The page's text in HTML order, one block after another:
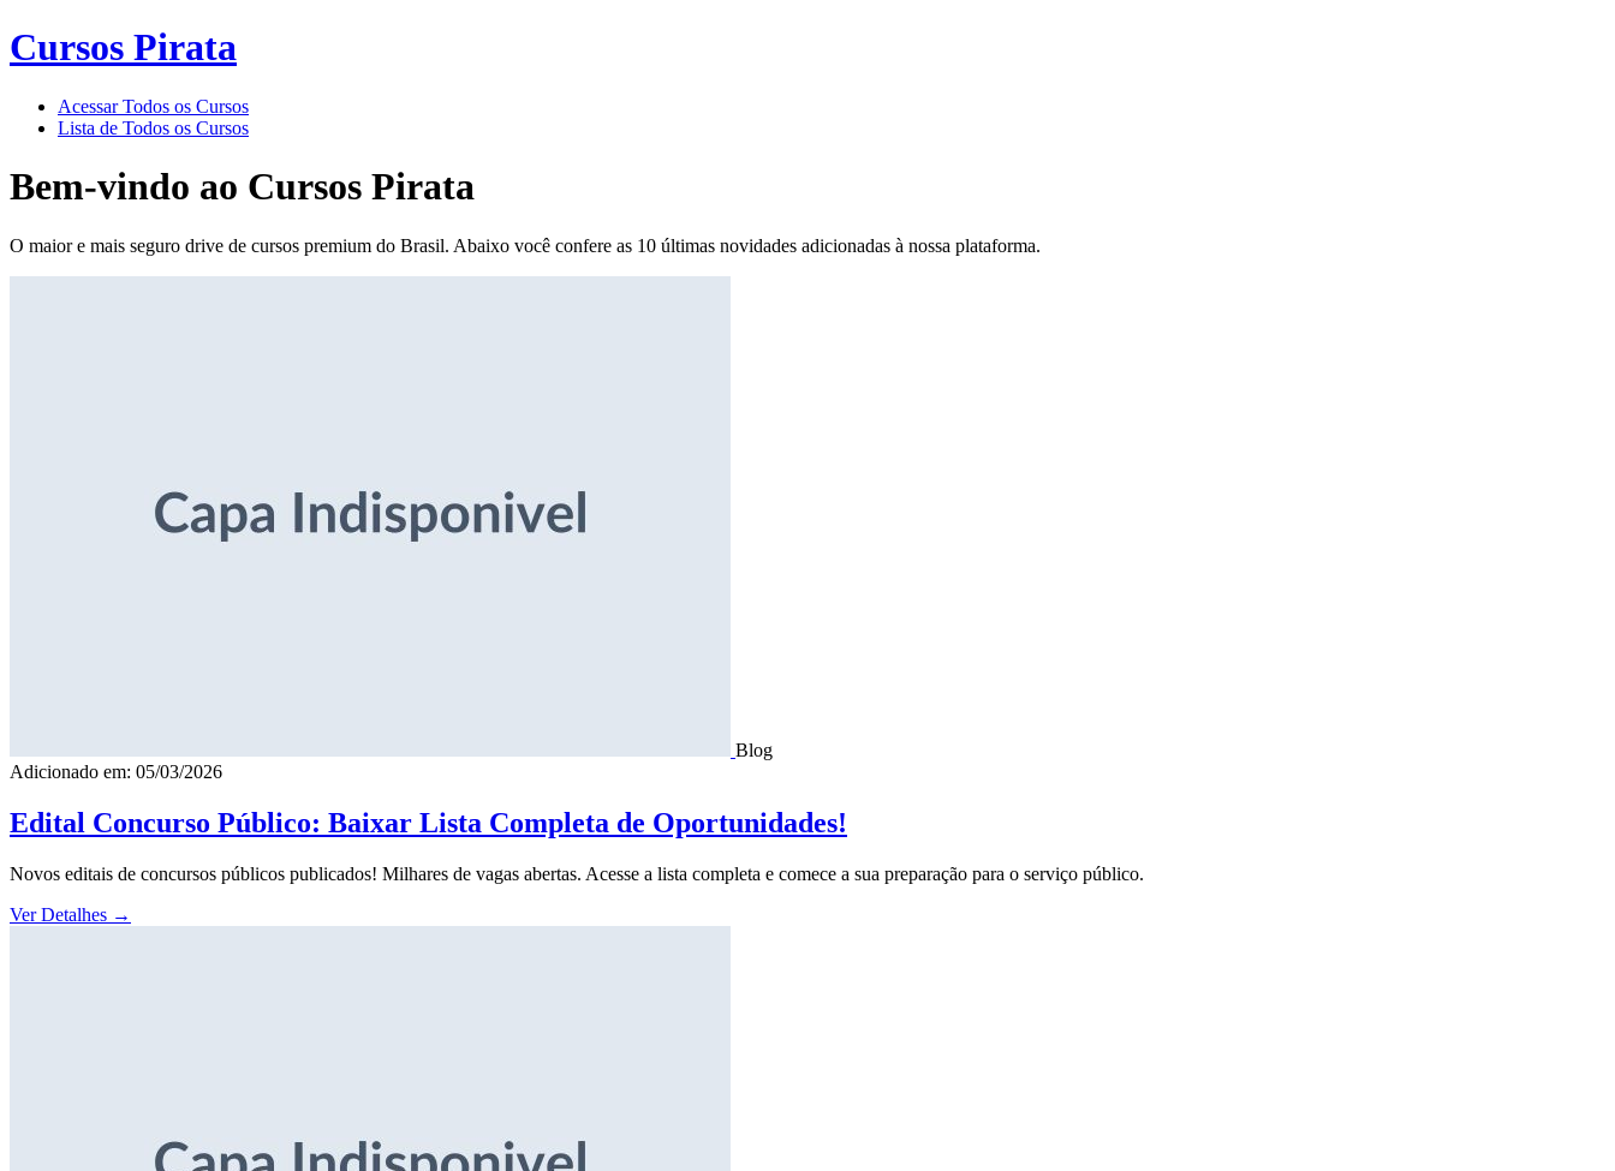
Cursos Pirata
Acessar Todos os Cursos
Lista de Todos os Cursos
Bem-vindo ao Cursos Pirata
O maior e mais seguro drive de cursos premium do Brasil. Abaixo você confere as 10 últimas novidades adicionadas à nossa plataforma.
Blog
Adicionado em: 05/03/2026
Edital Concurso Público: Baixar Lista Completa de Oportunidades!
Novos editais de concursos públicos publicados! Milhares de vagas abertas. Acesse a lista completa e comece a sua preparação para o serviço público.
Ver Detalhes →